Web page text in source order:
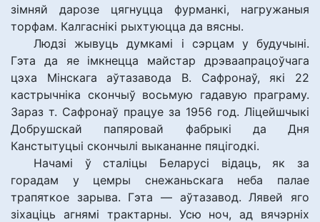
зімняй дарозе цягнуцца фурманкі, нагружаныя
торфам. Калгаснікі рыхтуюцца да вясны.
Людзі жывуць думкамі і сэрцам у будучыні.
Гэта да яе імкнецца майстар дрэваапрацоўчага
цэха Мінскага аўтазавода В. Сафронаў, які 22
кастрычніка скончыў восьмую гадавую праграму.
Зараз т. Сафронаў працуе за 1956 год. Ліцейшчыкі
Добрушскай папяровай фабрыкі да Дня
Канстытуцыі скончылі выкананне пяцігодкі.
Начамі ў сталіцы Беларусі відаць, як за
горадам у цемры снежаньскага неба палае
трапяткое зарыва. Гэта — аўтазавод. Лявей яго
зіхаціць агнямі трактарны. Усю ноч, ад вячэрніх